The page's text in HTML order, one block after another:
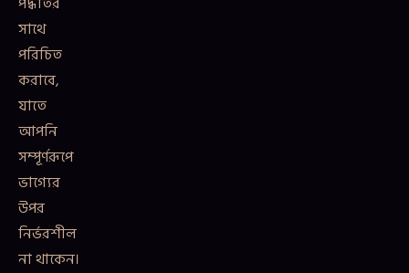
সাথে
পরিচিত
করাবে,
যাতে
আপনি
সম্পূর্ণরূপে
ভাগ্যের
উপর
নির্ভরশীল
না থাকেন।